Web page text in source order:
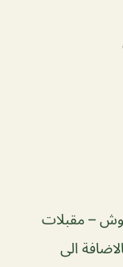
– مقبلات
الى